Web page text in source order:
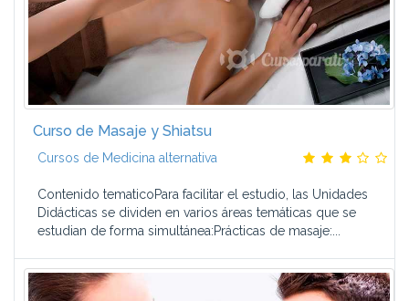
Curso de Masaje y Shiatsu
Cursos de Medicina alternativa
Contenido tematicoPara facilitar el estudio, las Unidades
Didácticas se dividen en varios áreas temáticas que se
estudian de forma simultánea:Prácticas de masaje:...